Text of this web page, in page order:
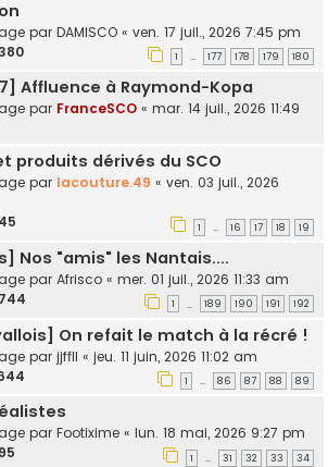
par DAMISCO « ven. 17 juil., 2026 7:45 pm
1 … 177 178 179 180
Affluence à Raymond-Kopa
par FranceSCO « mar. 14 juil., 2026 11:49
produits dérivés du SCO
par lacouture.49 « ven. 03 juil., 2026
1 … 16 17 18 19
Nos "amis" les Nantais....
par Afrisco « mer. 01 juil., 2026 11:33 am
1 … 189 190 191 192
On refait le match à la récré !
par jjffll « jeu. 11 juin, 2026 11:02 am
1 … 86 87 88 89
par Footixime « lun. 18 mai, 2026 9:27 pm
1 … 31 32 33 34